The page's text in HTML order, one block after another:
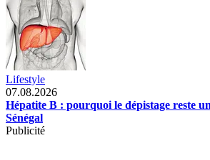
Lifestyle
07.08.2026
Hépatite B : pourquoi le dépistage reste
Sénégal
Publicité